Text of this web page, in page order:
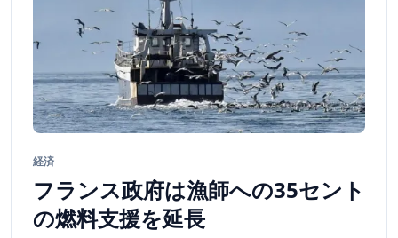
経済
フランス政府は漁師への35セント
の燃料支援を延長